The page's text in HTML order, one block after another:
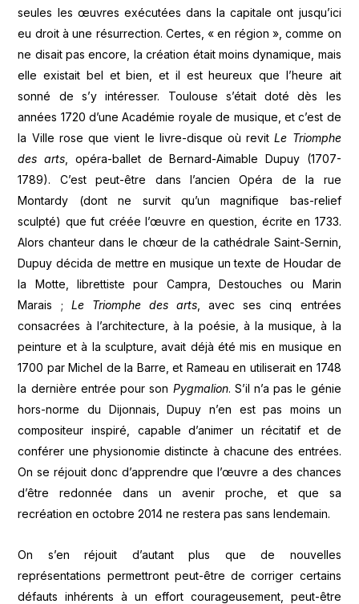
seules les œuvres exécutées dans la capitale ont jusqu’ici
eu droit à une résurrection. Certes, « en région », comme on
ne disait pas encore, la création était moins dynamique, mais
elle existait bel et bien, et il est heureux que l’heure ait
sonné de s’y intéresser. Toulouse s’était doté dès les
années 1720 d’une Académie royale de musique, et c’est de
la Ville rose que vient le livre-disque où revitLe Triomphe
des arts, opéra-ballet de Bernard-Aimable Dupuy (1707-
1789). C’est peut-être dans l’ancien Opéra de la rue
Montardy (dont ne survit qu’un magnifique bas-relief
sculpté) que fut créée l’œuvre en question, écrite en 1733.
Alors chanteur dans le chœur de la cathédrale Saint-Sernin,
Dupuy décida de mettre en musique un texte de Houdar de
la Motte, librettiste pour Campra, Destouches ou Marin
Marais ; Le Triomphe des arts, avec ses cinq entrées
consacrées à l’architecture, à la poésie, à la musique, à la
peinture et à la sculpture, avait déjà été mis en musique en
1700 par Michel de la Barre, et Rameau en utiliserait en 1748
la dernière entrée pour son Pygmalion. S’il n’a pas le génie
hors-norme du Dijonnais, Dupuy n’en est pas moins un
compositeur inspiré, capable d’animer un récitatif et de
conférer une physionomie distincte à chacune des entrées.
On se réjouit donc d’apprendre que l’œuvre a des chances
d’être redonnée dans un avenir proche, et que sa
recréation en octobre 2014 ne restera pas sans lendemain.
On s’en réjouit d’autant plus que de nouvelles
représentations permettront peut-être de corriger certains
défauts inhérents à un effort courageusement, peut-être